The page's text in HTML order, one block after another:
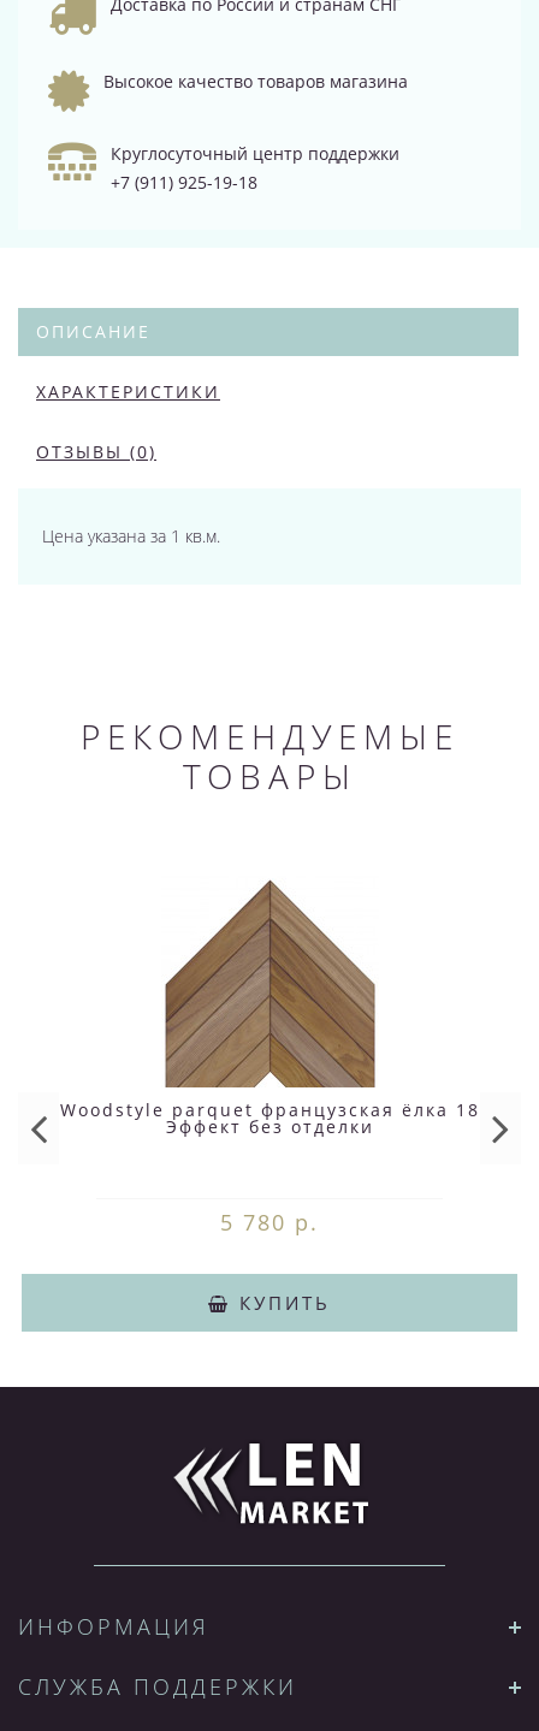
Высокое качество товаров магазина
Круглосуточный центр поддержки
+7 (911) 925-19-18
ОПИСАНИЕ
ХАРАКТЕРИСТИКИ
ОТЗЫВЫ (0)
Цена указана за 1 кв.м.
РЕКОМЕНДУЕМЫЕ
ТОВАРЫ
Woodstyle parquet французская ёлка 18
Эффект без отделки
5 780 р.
КУПИТЬ
ИНФОРМАЦИЯ
СЛУЖБА ПОДДЕРЖКИ